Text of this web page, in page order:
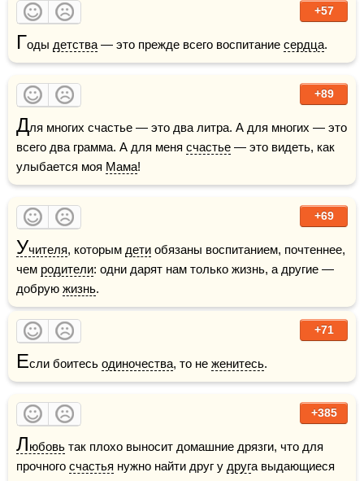
+57
Годы детства — это прежде всего воспитание сердца.
+89
Для многих счастье — это два литра. А для многих — это
всего два грамма. А для меня счастье — это видеть, как
улыбается моя Мама!
+69
Учителя, которым дети обязаны воспитанием, почтеннее,
чем родители: одни дарят нам только жизнь, а другие —
добрую жизнь.
+71
Если боитесь одиночества, то не женитесь.
+385
Любовь так плохо выносит домашние дрязги, что для
прочного счастья нужно найти друг у друг